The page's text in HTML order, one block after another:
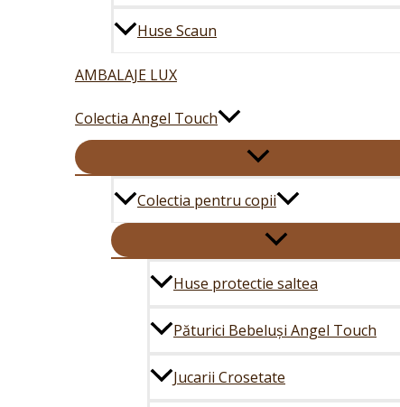
Huse Scaun
AMBALAJE LUX
Colectia Angel Touch
Colectia pentru copii
Huse protectie saltea
Păturici Bebeluși Angel Touch
Jucarii Crosetate